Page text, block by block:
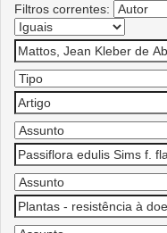
Filtros correntes: